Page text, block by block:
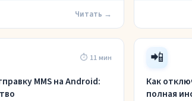
Читать →
⏱ 11 мин
MMS на Android:
📲
Как
полная